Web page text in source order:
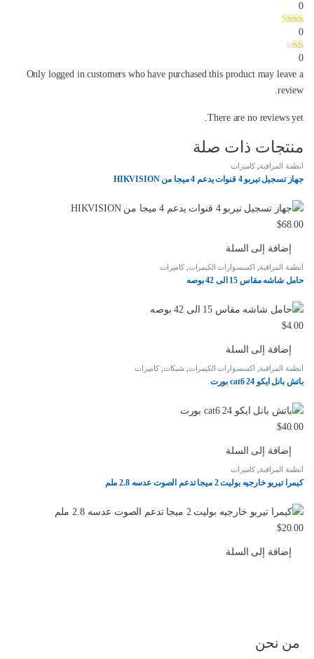
0
0
0
Only logged in customers who have purchased this product may leave a
review.
There are no reviews yet.
منتجات ذات صلة
أنظمة المراقبة كاميرات
جهاز تسجيل تيربو 4 قنوات يدعم 4 ميجا من HIKVISION
$68.00
إضافة إلى السلة
أنظمة المراقبة اكسسوارات الكيمرات كاميرات
حامل شاشه مقاس 15 الى 42 بوصه
$4.00
إضافة إلى السلة
أنظمة المراقبة اكسسوارات الكيمرات شبكات ,كاميرات
باتش بانل ايكو cat6 24 بورت
$40.00
إضافة إلى السلة
أنظمة المراقبة كاميرات
كيمرا تيربو خارجيه بوليت 2 ميجا تدعم الصوت عدسه 2.8 ملم
$20.00
إضافة إلى السلة
من نحن